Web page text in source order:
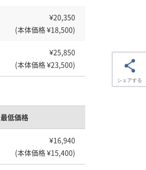
¥20,350
(本体価格 ¥18,500)
¥25,850
(本体価格 ¥23,500)
最低価格
¥16,940
(本体価格 ¥15,400)
シェアする